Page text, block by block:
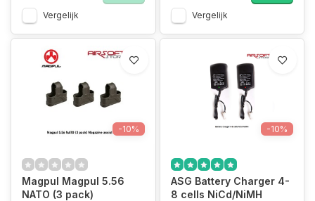
Vergelijk Vergelijk
-10%
Magpul Magpul 5.56
NATO (3 pack)
-10%
ASG Battery Charger 4-
8 cells NiCd/NiMH